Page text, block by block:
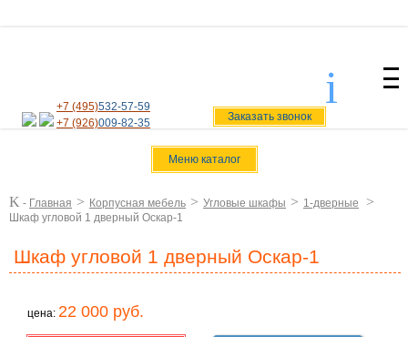
+7 (495)532-57-59
+7 (926)009-82-35 Заказать звонок
i
Меню каталог
K - Главная > Корпусная мебель > Угловые шкафы > 1-дверные >
Шкаф угловой 1 дверный Оскар-1
Шкаф угловой 1 дверный Оскар-1
цена: 22 000 руб.